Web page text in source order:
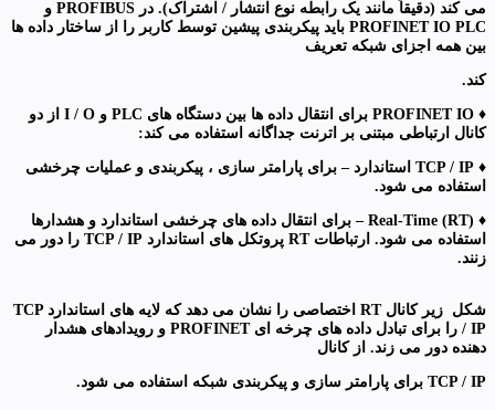
می کند (دقیقاً مانند یک رابطه نوع انتشار / اشتراک). در PROFIBUS و
PROFINET IO PLC باید پیکربندی پیشین توسط کاربر را از ساختار داده ها
بین همه اجزای شبکه تعریف
کند.
♦ PROFINET IO برای انتقال داده ها بین دستگاه های PLC و I / O از دو
کانال ارتباطی مبتنی بر اترنت جداگانه استفاده می کند:
♦ TCP / IP استاندارد – برای پارامتر سازی ، پیکربندی و عملیات چرخشی
استفاده می شود.
♦ Real-Time (RT) – برای انتقال داده های چرخشی استاندارد و هشدارها
استفاده می شود. ارتباطات RT پروتکل های استاندارد TCP / IP را دور می
زنند.
شکل زیر کانال RT اختصاصی را نشان می دهد که لایه های استاندارد TCP
/ IP را برای تبادل داده های چرخه ای PROFINET و رویدادهای هشدار
دهنده دور می زند. از کانال
TCP / IP برای پارامتر سازی و پیکربندی شبکه استفاده می شود.